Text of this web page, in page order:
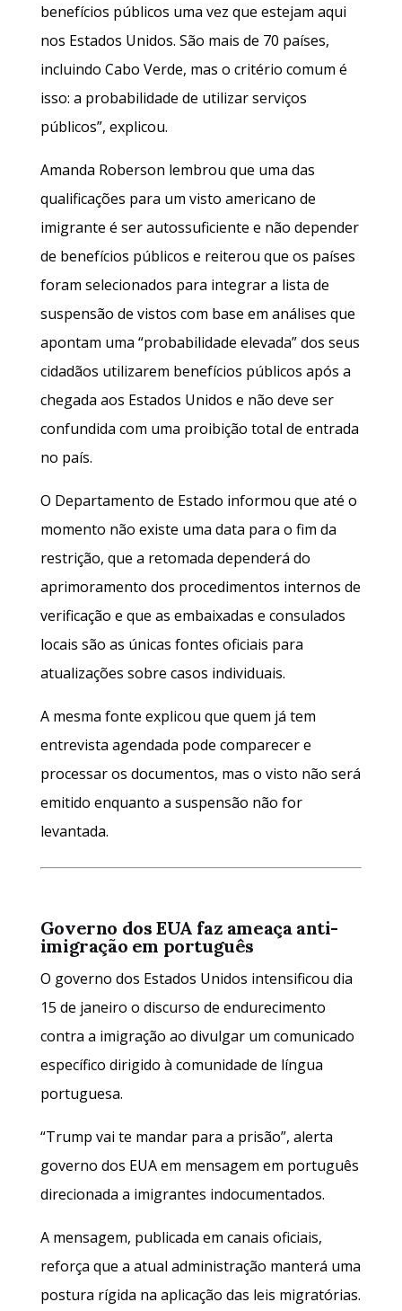
benefícios públicos uma vez que estejam aqui
nos Estados Unidos. São mais de 70 países,
incluindo Cabo Verde, mas o critério comum é
isso: a probabilidade de utilizar serviços
públicos”, explicou.
Amanda Roberson lembrou que uma das
qualificações para um visto americano de
imigrante é ser autossuficiente e não depender
de benefícios públicos e reiterou que os países
foram selecionados para integrar a lista de
suspensão de vistos com base em análises que
apontam uma “probabilidade elevada” dos seus
cidadãos utilizarem benefícios públicos após a
chegada aos Estados Unidos e não deve ser
confundida com uma proibição total de entrada
no país.
O Departamento de Estado informou que até o
momento não existe uma data para o fim da
restrição, que a retomada dependerá do
aprimoramento dos procedimentos internos de
verificação e que as embaixadas e consulados
locais são as únicas fontes oficiais para
atualizações sobre casos individuais.
A mesma fonte explicou que quem já tem
entrevista agendada pode comparecer e
processar os documentos, mas o visto não será
emitido enquanto a suspensão não for
levantada.
Governo dos EUA faz ameaça anti-
imigração em português
O governo dos Estados Unidos intensificou dia
15 de janeiro o discurso de endurecimento
contra a imigração ao divulgar um comunicado
específico dirigido à comunidade de língua
portuguesa.
“Trump vai te mandar para a prisão”, alerta
governo dos EUA em mensagem em português
direcionada a imigrantes indocumentados.
A mensagem, publicada em canais oficiais,
reforça que a atual administração manterá uma
postura rígida na aplicação das leis migratórias.